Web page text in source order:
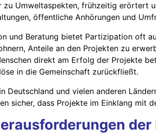
Umweltaspekten, frühzeitig erörtert
öffentliche Anhörungen und
und Beratung bietet Partizipation oft
Anteile an den Projekten zu
direkt am Erfolg der Projekte
in die Gemeinschaft zurückfließt.
Deutschland und vielen anderen
sicher, dass Projekte im Einklang mit